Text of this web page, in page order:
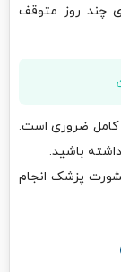
چند روز متوقف
کامل ضروری است.
باشید.
پزشک انجام